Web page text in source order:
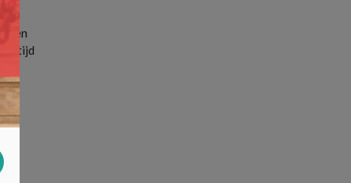
en
tijd